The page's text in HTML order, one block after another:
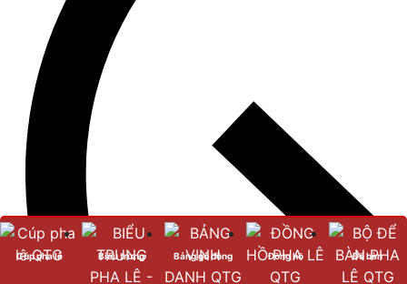
Cúp pha lê Biểu trưng Bảng gỗ đồng Đồng hồ Để bàn